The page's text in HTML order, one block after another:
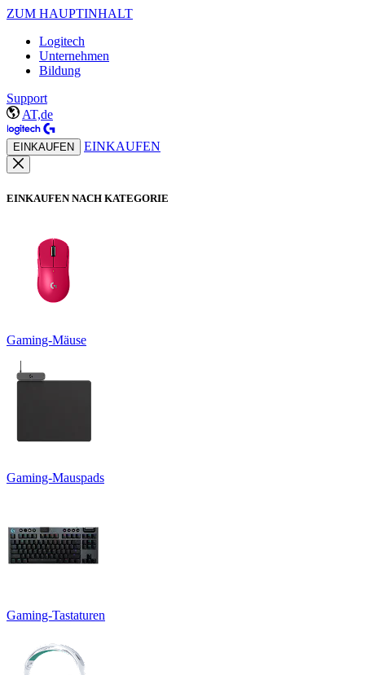
ZUM HAUPTINHALT
Logitech
Unternehmen
Bildung
Support
AT,de
EINKAUFEN EINKAUFEN
EINKAUFEN NACH KATEGORIE
Gaming-Mäuse
Gaming-Mauspads
Gaming-Tastaturen